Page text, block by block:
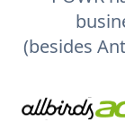
(besides